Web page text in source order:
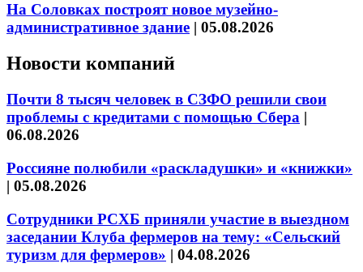
На Соловках построят новое музейно-
административное здание | 05.08.2026
Новости компаний
Почти 8 тысяч человек в СЗФО решили свои
проблемы с кредитами с помощью Сбера |
06.08.2026
Россияне полюбили «раскладушки» и «книжки»
| 05.08.2026
Сотрудники РСХБ приняли участие в выездном
заседании Клуба фермеров на тему: «Сельский
туризм для фермеров» | 04.08.2026